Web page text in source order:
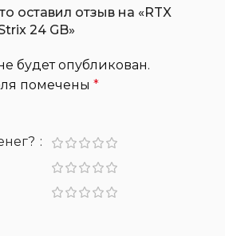
оставил отзыв на «RTX
24 GB»
будет опубликован.
помечены *